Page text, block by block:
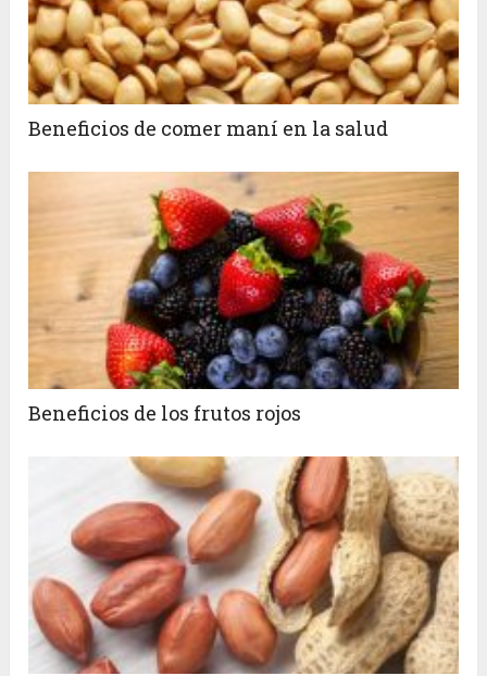
Beneficios de comer maní en la salud
Beneficios de los frutos rojos